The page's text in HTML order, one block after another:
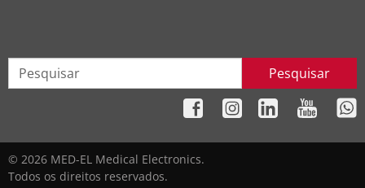
Pesquisar
© 2026 MED-EL Medical Electronics.
Todos os direitos reservados.